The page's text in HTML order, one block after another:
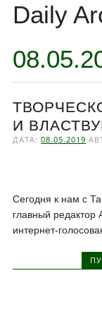
content
Daily
И
ДАТА:08.05.2019
Сегодня к нам с
главный редактор
интернет-